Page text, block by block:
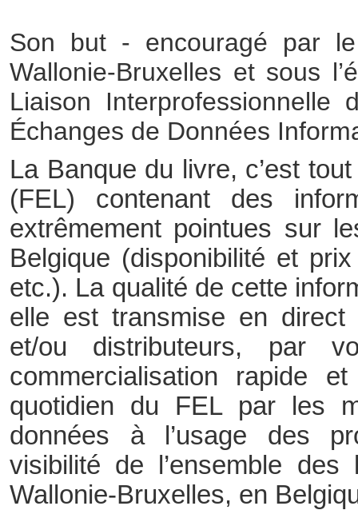
Son but - encouragé par
Wallonie-Bruxelles et sous
Liaison
Échanges de Données
La Banque du livre, c’est
(FEL) contenant des
extrêmement pointues sur
Belgique (disponibilité et
etc.). La qualité de cette
elle est transmise en direct
et/ou distributeurs, par
commercialisation rapide
quotidien du FEL par les
données à l’usage des
visibilité de l’ensemble
Wallonie-Bruxelles, en